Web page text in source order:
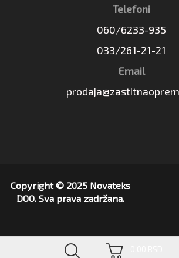
Telefoni
060/6233-935
033/261-21-21
Email
Copyright © 2025 Novateks
DOO. Sva prava zadržana.